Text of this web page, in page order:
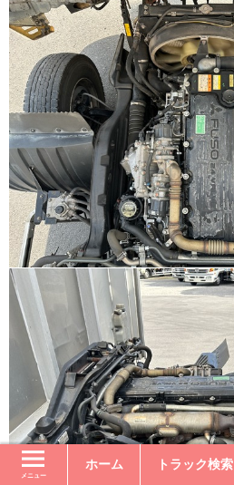
メニュー
ホーム トラック検索